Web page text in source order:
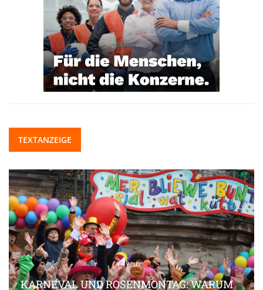
TEXTANZEIGE
KARNEVAL UND ROSENMONTAG: WARUM